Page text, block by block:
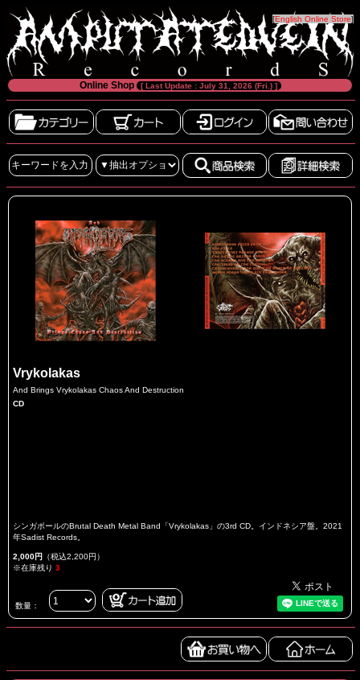
[English Online Store]
Online Shop [ Last Update : July 31, 2026 (Fri.) ]
Vrykolakas
And Brings Vrykolakas Chaos And Destruction
CD
シンガポールのBrutal Death Metal Band「Vrykolakas」の3rd CD。インドネシア盤。2021
年Sadist Records。
2,000円 （税込2,200円）
※在庫残り 3
数量：